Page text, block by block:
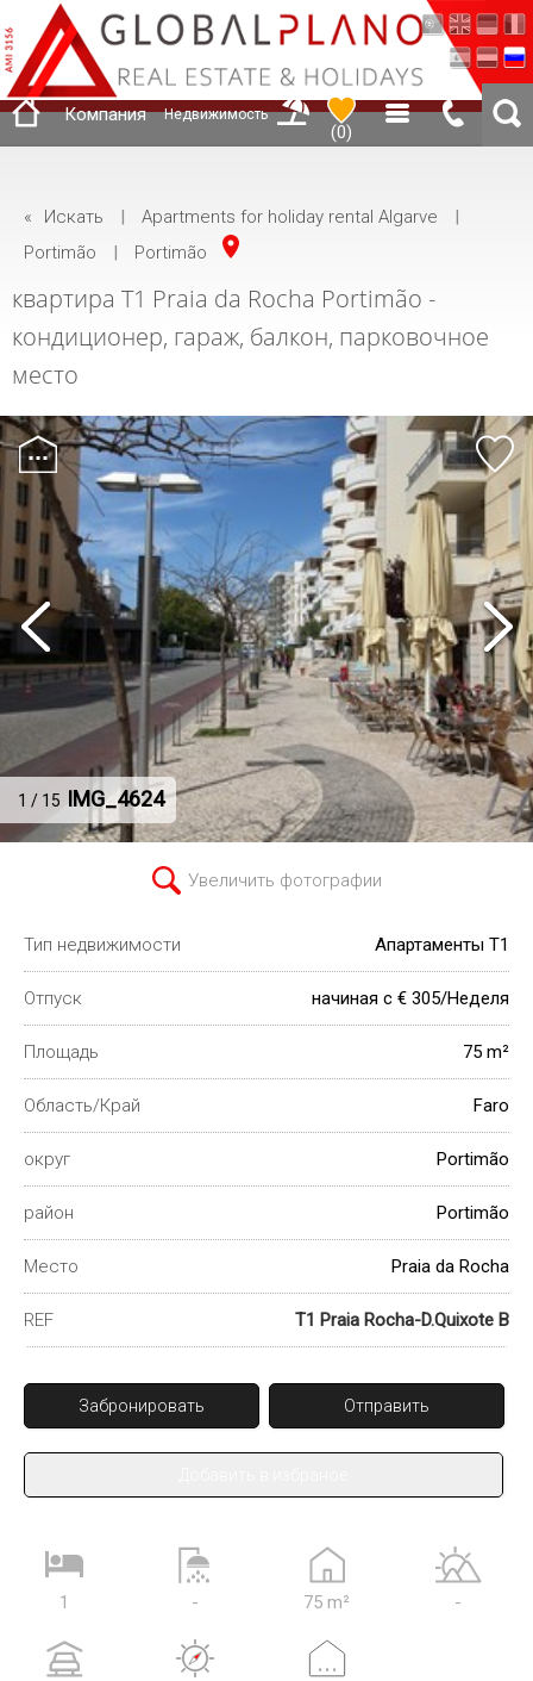
Компания Недвижимость
(0)
« Искать | Apartments for holiday rental Algarve
|
Portimão
| Portimão
квартира T1 Praia da Rocha Portimão -
кондиционер, гараж, балкон, парковочное
место
1 / 15 IMG_4624
Увеличить фотографии
Тип недвижимости Апартаменты T1
Отпуск начиная с € 305/Неделя
Площадь 75 m²
Область/Край Faro
округ Portimão
район Portimão
Место Praia da Rocha
REF T1 Praia Rocha-D.Quixote B
Забронировать Отправить
1 - 75 m² -
...